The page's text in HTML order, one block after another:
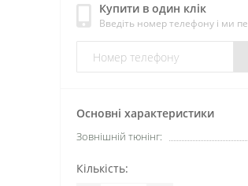
Купити в один клік
Введіть номер телефону і ми
Основні характеристики
Зовнішній тюнінг:
Кількість: